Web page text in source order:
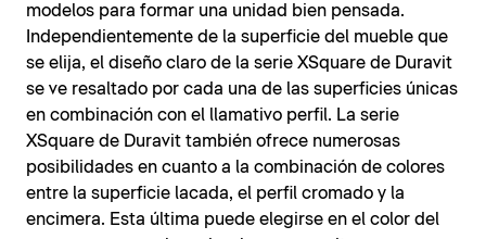
modelos para formar una unidad bien pensada.
Independientemente de la superficie del mueble que
se elija, el diseño claro de la serie XSquare de Duravit
se ve resaltado por cada una de las superficies únicas
en combinación con el llamativo perfil. La serie
XSquare de Duravit también ofrece numerosas
posibilidades en cuanto a la combinación de colores
entre la superficie lacada, el perfil cromado y la
encimera. Esta última puede elegirse en el color del